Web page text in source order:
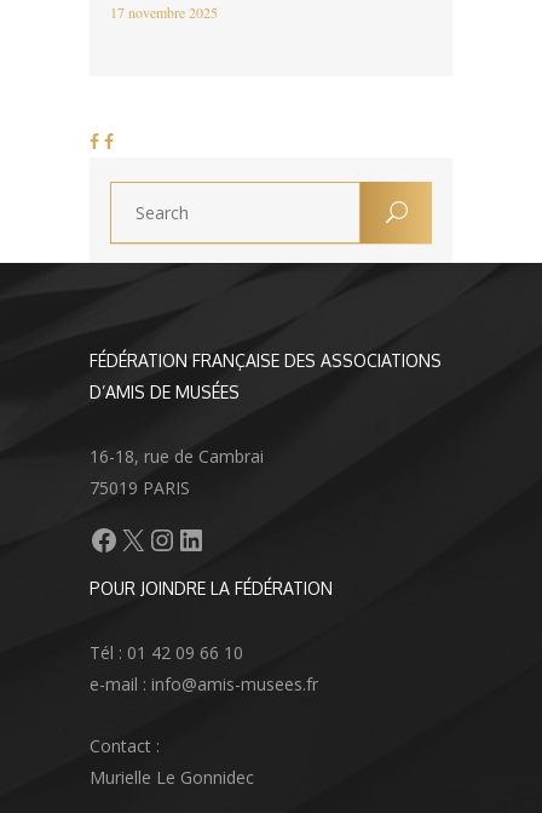
17 novembre 2025
FÉDÉRATION FRANÇAISE DES ASSOCIATIONS
D’AMIS DE MUSÉES
16-18, rue de Cambrai
75019 PARIS
Facebook
X Instagram
LinkedIn
POUR JOINDRE LA FÉDÉRATION
Tél : 01 42 09 66 10
e-mail : info@amis-musees.fr
Contact :
Murielle Le Gonnidec